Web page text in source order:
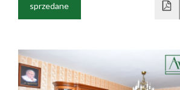
sprzedane
−